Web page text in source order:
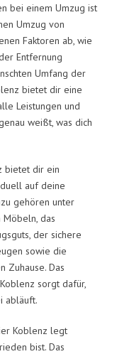
bei einem Umzug ist
Umzug von
Faktoren ab, wie
Entfernung
Umfang der
bietet dir eine
Leistungen und
weißt, was dich
bietet dir ein
auf deine
gehören unter
das
der sichere
sowie die
Zuhause. Das
sorgt dafür,
abläuft.
Koblenz legt
bist. Das